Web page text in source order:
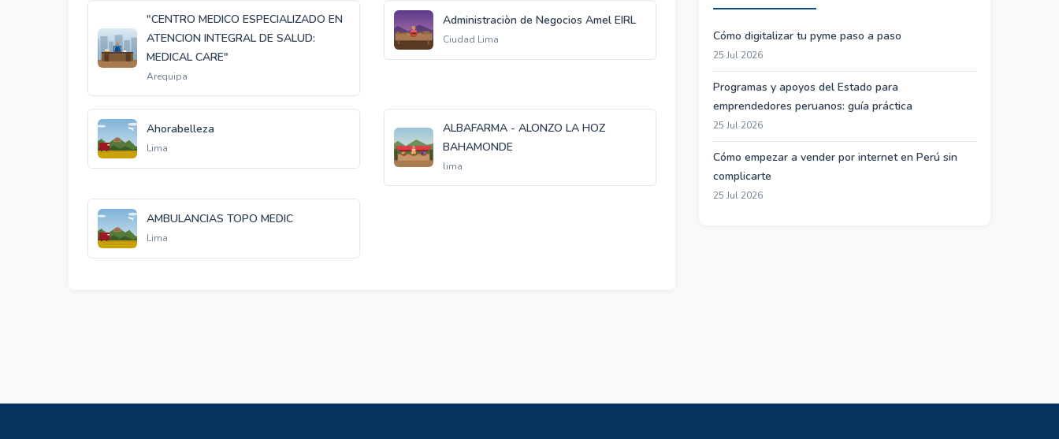
"CENTRO MEDICO ESPECIALIZADO EN
ATENCION INTEGRAL DE SALUD:
MEDICAL CARE"
Arequipa
Administraciòn de Negocios Amel EIRL
Ciudad Lima
Ahorabelleza
Lima
ALBAFARMA - ALONZO LA HOZ
BAHAMONDE
lima
AMBULANCIAS TOPO MEDIC
Lima
Cómo digitalizar tu pyme paso a paso
25 Jul 2026
Programas y apoyos del Estado para
emprendedores peruanos: guía práctica
25 Jul 2026
Cómo empezar a vender por internet en Perú sin
complicarte
25 Jul 2026